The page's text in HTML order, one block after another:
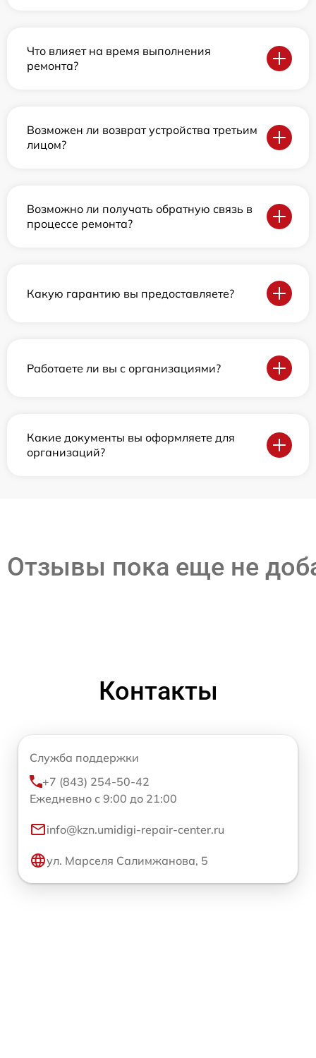
Что влияет на время выполнения
ремонта?
Возможен ли возврат устройства третьим
лицом?
Возможно ли получать обратную связь в
процессе ремонта?
Какую гарантию вы предоставляете?
Работаете ли вы с организациями?
Какие документы вы оформляете для
организаций?
Отзывы пока еще не
Контакты
Служба поддержки
+7 (843) 254-50-42
Ежедневно с 9:00 до 21:00
info@kzn.umidigi-repair-center.ru
ул. Марселя Салимжанова, 5